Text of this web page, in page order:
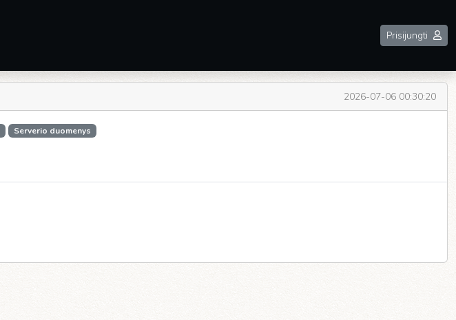
Prisijungti
2026-07-06 00:30:20
Serverio duomenys